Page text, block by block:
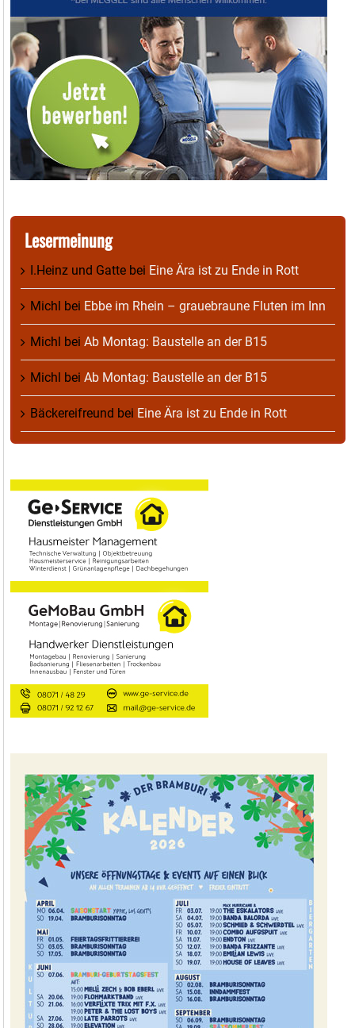
Lesermeinung
I.Heinz und Gatte bei Eine Ära ist zu Ende in Rott
Michl bei Ebbe im Rhein – grauebraune Fluten im Inn
Michl bei Ab Montag: Baustelle an der B15
Michl bei Ab Montag: Baustelle an der B15
Bäckereifreund bei Eine Ära ist zu Ende in Rott